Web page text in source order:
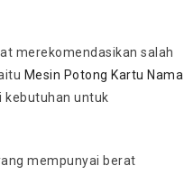
merekomendasikan salah
Mesin Potong Kartu Nama
kebutuhan untuk
mempunyai berat